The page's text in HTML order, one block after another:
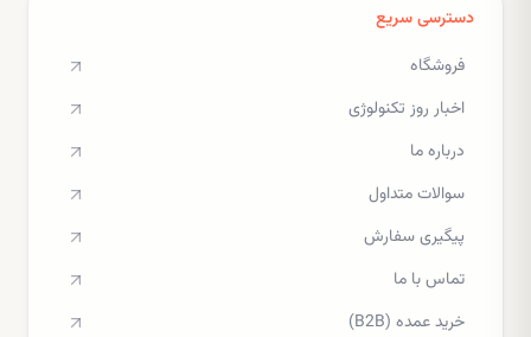
دسترسی سریع
فروشگاه
اخبار روز تکنولوژی
درباره ما
سوالات متداول
پیگیری سفارش
تماس با ما
خرید عمده (B2B)